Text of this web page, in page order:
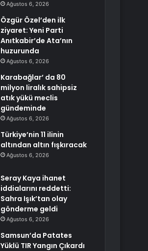
Ağustos 6, 2026
Özgür Özel’den ilk
ziyaret: Yeni Parti
Anıtkabir’de Ata’nın
huzurunda
Ağustos 6, 2026
Karabağlar’ da 80
milyon liralık sahipsiz
atık yükü meclis
gündeminde
Ağustos 6, 2026
Türkiye’nin 11 ilinin
altından altın fışkıracak
Ağustos 6, 2026
Seray Kaya ihanet
iddialarını reddetti:
Sahra Işık’tan olay
gönderme geldi
Ağustos 6, 2026
Samsun’da Patates
Yüklü TIR Yangın Çıkardı